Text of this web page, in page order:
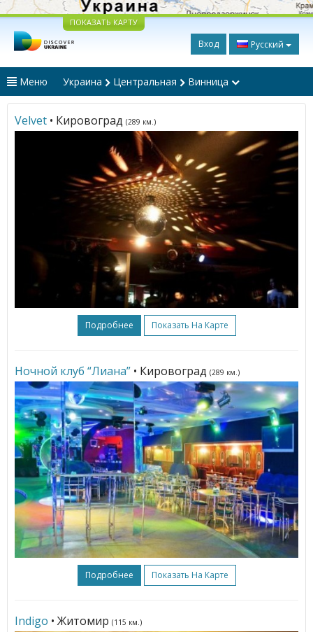
ПОКАЗАТЬ КАРТУ
Вход Русский
Меню Украина Центральная Винница
Velvet • Кировоград (289 км.)
Подробнее Показать На Карте
Ночной клуб “Лиана” • Кировоград (289 км.)
Подробнее Показать На Карте
Indigo • Житомир (115 км.)